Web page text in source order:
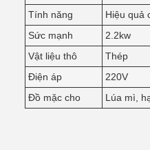
Tính năng
Hiệu quả
Sức mạnh
2.2kw
Vật liệu thô
Thép
Điện áp
220V
Đồ mặc cho
Lúa mì,